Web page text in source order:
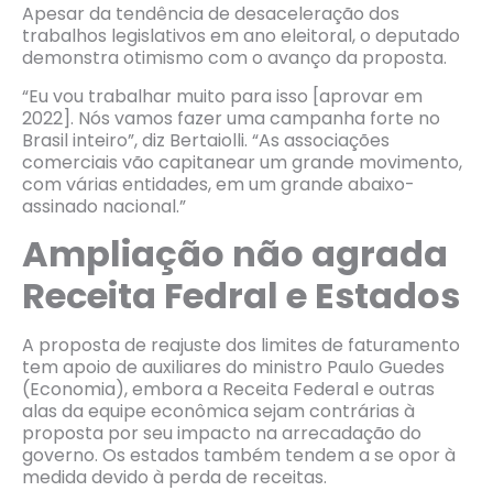
Apesar da tendência de desaceleração dos
trabalhos legislativos em ano eleitoral, o deputado
demonstra otimismo com o avanço da proposta.
“Eu vou trabalhar muito para isso [aprovar em
2022]. Nós vamos fazer uma campanha forte no
Brasil inteiro”, diz Bertaiolli. “As associações
comerciais vão capitanear um grande movimento,
com várias entidades, em um grande abaixo-
assinado nacional.”
Ampliação não agrada
Receita Fedral e Estados
A proposta de reajuste dos limites de faturamento
tem apoio de auxiliares do ministro Paulo Guedes
(Economia), embora a Receita Federal e outras
alas da equipe econômica sejam contrárias à
proposta por seu impacto na arrecadação do
governo. Os estados também tendem a se opor à
medida devido à perda de receitas.